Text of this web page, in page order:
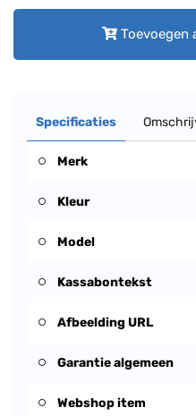
Toevoegen
Specificaties
Merk
Kleur
Model
Kassabontekst
Afbeelding URL
Garantie algemeen
Webshop item